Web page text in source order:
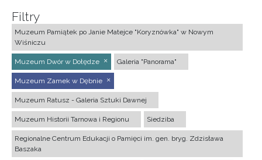
Filtry
Muzeum Pamiątek po Janie Matejce "Koryznówka" w Nowym
Wiśniczu
Muzeum Dwór w Dołędze Galeria "Panorama"
Muzeum Zamek w Dębnie
Muzeum Ratusz - Galeria Sztuki Dawnej
Muzeum Historii Tarnowa i Regionu Siedziba
Regionalne Centrum Edukacji o Pamięci im. gen. bryg. Zdzisława
Baszaka